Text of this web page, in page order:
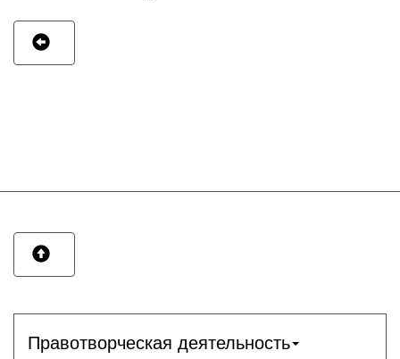
Правотворческая деятельность